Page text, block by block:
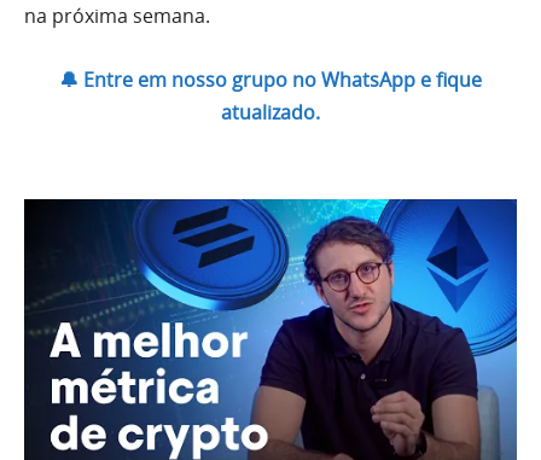
na próxima semana.
🔔 Entre em nosso grupo no WhatsApp e fique
atualizado.